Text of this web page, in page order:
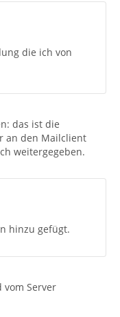
die ich von
das ist die
an den Mailclient
weitergegeben.
hinzu gefügt.
Server